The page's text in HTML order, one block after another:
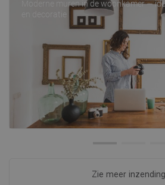
Moderne muren in de woonkamer —
en decoratie
Zie meer